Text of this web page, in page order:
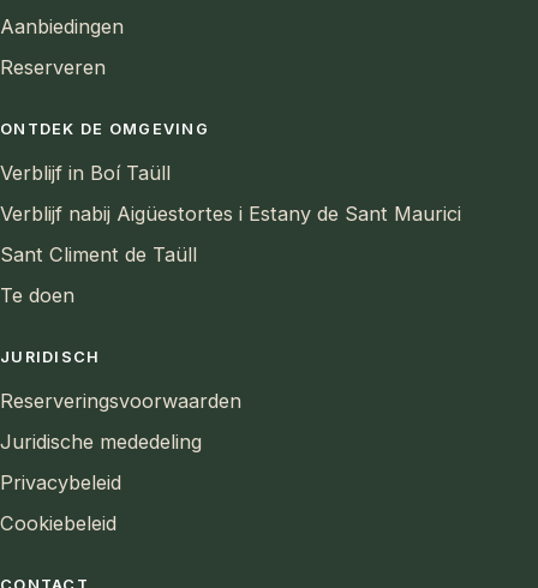
Aanbiedingen
Reserveren
ONTDEK DE OMGEVING
Verblijf in Boí Taüll
Verblijf nabij Aigüestortes i Estany de Sant Maurici
Sant Climent de Taüll
Te doen
JURIDISCH
Reserveringsvoorwaarden
Juridische mededeling
Privacybeleid
Cookiebeleid